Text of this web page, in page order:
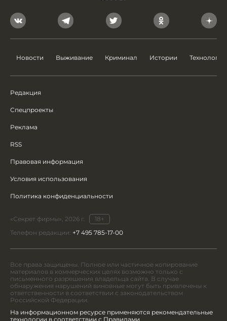
Новости Выживание Криминал Истории Технологии
Редакция
Спецпроекты
Реклама
RSS
Правовая информация
Условия использования
Политика конфиденциальности
«Секрет фирмы», 2026 г.
18+
Телефон редакции: +7 495 785-17-00
Все права защищены. Полное или частичное копирование
материалов в коммерческих целях возможно только с
письменного разрешения владельца сайта. В случае
обнаружения нарушений виновные могут быть привлечены к
ответственности в соответствии с законодательством
Российской Федерации.
На информационном ресурсе применяются рекомендательные
технологии в соответствии с Правилами